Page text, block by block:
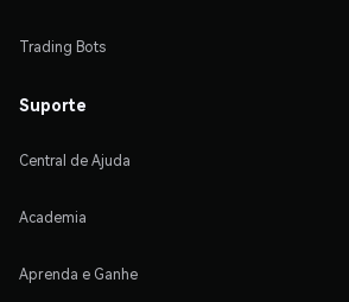
Trading Bots
Suporte
Central de Ajuda
Academia
Aprenda e Ganhe